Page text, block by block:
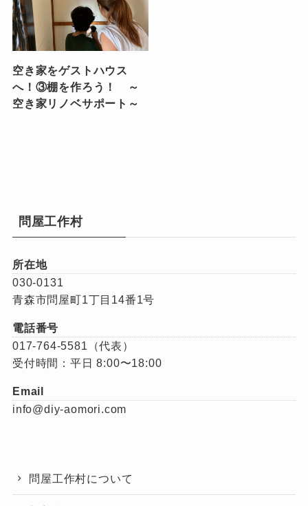
空き家をゲストハウス
へ！③棚を作ろう！ ～
空き家リノベサポート～
問屋工作村
所在地
030-0131
青森市問屋町1丁目14番1号
電話番号
017-764-5581（代表）
受付時間：平日 8:00〜18:00
Email
info@diy-aomori.com
問屋工作村について